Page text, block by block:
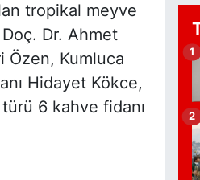
tropikal meyve
Dr. Ahmet
Özen, Kumluca
Hidayet Kökce,
6 kahve fidanı
1
2